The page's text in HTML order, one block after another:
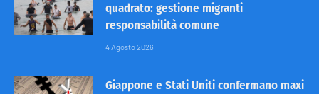
quadrato: gestione migranti
responsabilità comune
4 Agosto 2026
Giappone e Stati Uniti confermano maxi